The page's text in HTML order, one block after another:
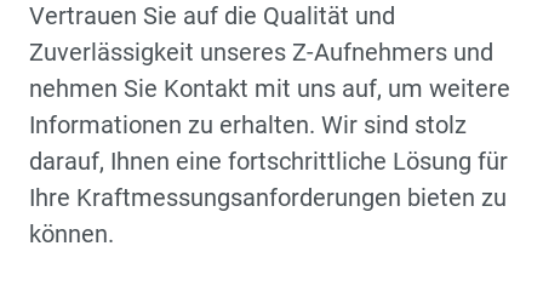
Vertrauen Sie auf die Qualität und
Zuverlässigkeit unseres Z-Aufnehmers und
nehmen Sie Kontakt mit uns auf, um weitere
Informationen zu erhalten. Wir sind stolz
darauf, Ihnen eine fortschrittliche Lösung für
Ihre Kraftmessungsanforderungen bieten zu
können.